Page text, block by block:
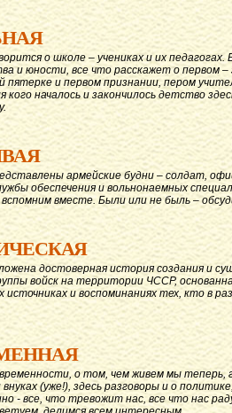
о школе – учениках и их педагогах.
и юности, все что расскажет о первом –
пятерке и первом признании, пером
кого началось и закончилось детство
армейские будни – солдат,
обеспечения и вольнонаемных
вместе. Были или не быль –
достоверная история создания и
войск на территории ЧССР,
источниках и воспоминаниях тех, кто в
о том, чем живем мы теперь,
(уже!), здесь разговоры и о
- все, что тревожит нас, все что нас